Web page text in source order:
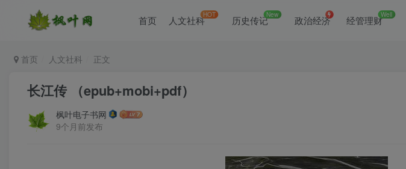
首页 人文社科HOT 历史传记New 政治经济 经管理财Well
首页 人文社科 正文
长江传 （epub+mobi+pdf）
枫叶电子书网
9个月前发布